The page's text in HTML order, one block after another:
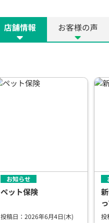
店舗情報 お客様の声
お知らせ
ペット保険
投稿日：2026年6月4日(木) 投